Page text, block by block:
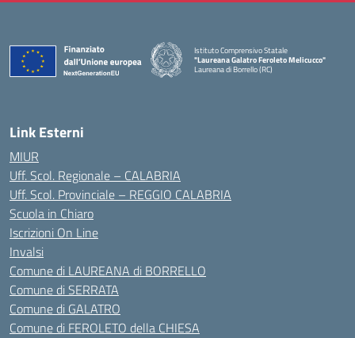
Istituto Comprensivo Statale
"Laureana Galatro Feroleto Melicucco"
Laureana di Borrello (RC)
Link Esterni
MIUR
Uff. Scol. Regionale – CALABRIA
Uff. Scol. Provinciale – REGGIO CALABRIA
Scuola in Chiaro
Iscrizioni On Line
Invalsi
Comune di LAUREANA di BORRELLO
Comune di SERRATA
Comune di GALATRO
Comune di FEROLETO della CHIESA